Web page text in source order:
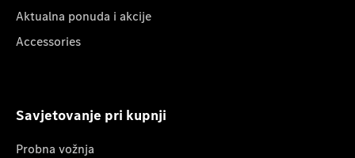
Aktualna ponuda i akcije
Accessories
Savjetovanje pri kupnji
Probna vožnja